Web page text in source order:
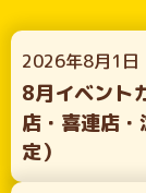
2026年8月1日
8月イベント
店・喜連店
定）